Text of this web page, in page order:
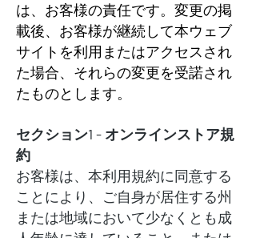
は、お客様の責任です。変更の掲
載後、お客様が継続して本ウェブ
サイトを利用またはアクセスされ
た場合、それらの変更を受諾され
たものとします。
セクション1 - オンラインストア規
約
お客様は、本利用規約に同意する
ことにより、ご自身が居住する州
または地域において少なくとも成